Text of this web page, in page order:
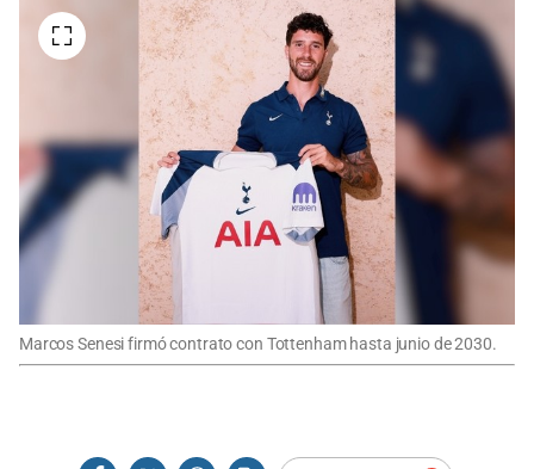
Marcos Senesi firmó contrato con Tottenham hasta junio de 2030.